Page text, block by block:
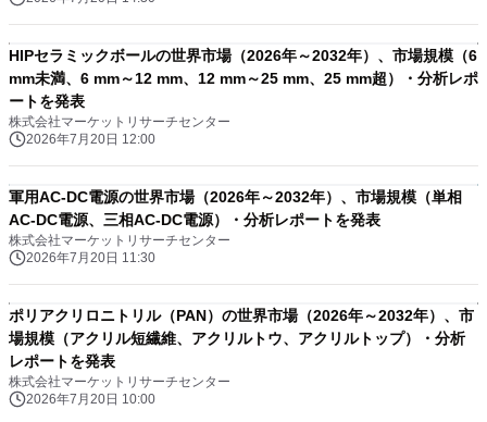
HIPセラミックボールの世界市場（2026年～2032年）、市場規模（6
mm未満、6 mm～12 mm、12 mm～25 mm、25 mm超）・分析レポ
ートを発表
株式会社マーケットリサーチセンター
2026年7月20日 12:00
軍用AC-DC電源の世界市場（2026年～2032年）、市場規模（単相
AC-DC電源、三相AC-DC電源）・分析レポートを発表
株式会社マーケットリサーチセンター
2026年7月20日 11:30
ポリアクリロニトリル（PAN）の世界市場（2026年～2032年）、市
場規模（アクリル短繊維、アクリルトウ、アクリルトップ）・分析
レポートを発表
株式会社マーケットリサーチセンター
2026年7月20日 10:00